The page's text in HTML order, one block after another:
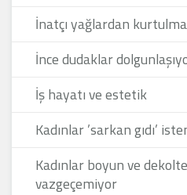
İnatçı yağlardan
İnce dudaklar
İş hayatı ve estetik
Kadınlar ’sarkan gıdı’
Kadınlar boyun ve
vazgeçemiyor